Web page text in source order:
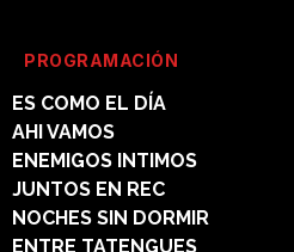
PROGRAMACIÓN
ES COMO EL DÍA
AHI VAMOS
ENEMIGOS INTIMOS
JUNTOS EN REC
NOCHES SIN DORMIR
ENTRE TATENGUES